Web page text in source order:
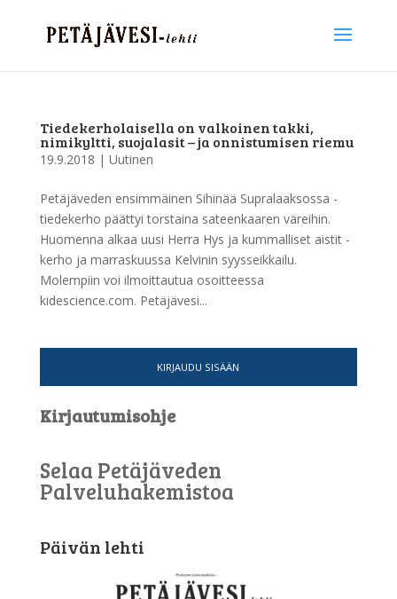
Tiedekerholaisella on valkoinen takki,
nimikyltti, suojalasit – ja onnistumisen riemu
19.9.2018 | Uutinen
Petäjäveden ensimmäinen Sihinää Supralaaksossa -
tiedekerho päättyi torstaina sateenkaaren väreihin.
Huomenna alkaa uusi Herra Hys ja kummalliset aistit -
kerho ja marraskuussa Kelvinin syysseikkailu.
Molempiin voi ilmoittautua osoitteessa
kidescience.com. Petäjävesi...
KIRJAUDU SISÄÄN
Kirjautumisohje
Selaa Petäjäveden
Palveluhakemistoa
Päivän lehti